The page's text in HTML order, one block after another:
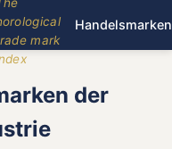
mark
Handelsmarken
der